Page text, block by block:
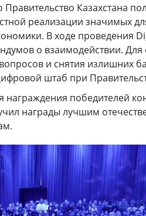
Казахстана
реализации значимых
В ходе проведения
о взаимодействии. Для
и снятия излишних
штаб при
награждения победителей
награды лучшим